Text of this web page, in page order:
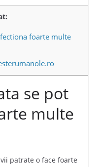
foarte multe
se pot
multe
patrate o face foarte